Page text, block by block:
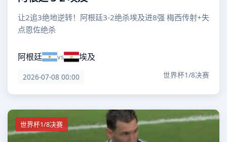
让2追3绝地逆转！阿根廷3-2绝杀埃及进8强 梅西传射+失
点恩佐绝杀
阿根廷 vs 埃及
2026-07-08 00:00 世界杯1/8决赛
世界杯1/8决赛